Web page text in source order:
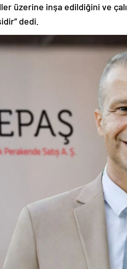
üzerine inşa edildiğini ve
dedi.